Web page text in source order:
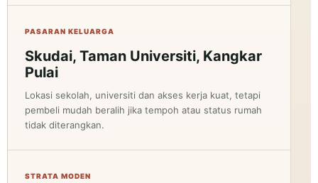
PASARAN KELUARGA
Skudai, Taman Universiti, Kangkar
Pulai
Lokasi sekolah, universiti dan akses kerja kuat, tetapi
pembeli mudah beralih jika tempoh atau status rumah
tidak diterangkan.
STRATA MODEN